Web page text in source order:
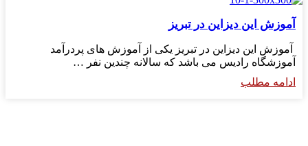
آموزش این دیزاین در تبریز
آموزش این دیزاین در تبریز یکی از آموزش های پردرآمد
آموزشگاه رادیس می باشد که سالانه چندین نفر …
ادامه مطلب